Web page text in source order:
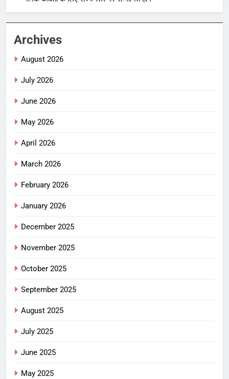
Archives
August 2026
July 2026
June 2026
May 2026
April 2026
March 2026
February 2026
January 2026
December 2025
November 2025
October 2025
September 2025
August 2025
July 2025
June 2025
May 2025